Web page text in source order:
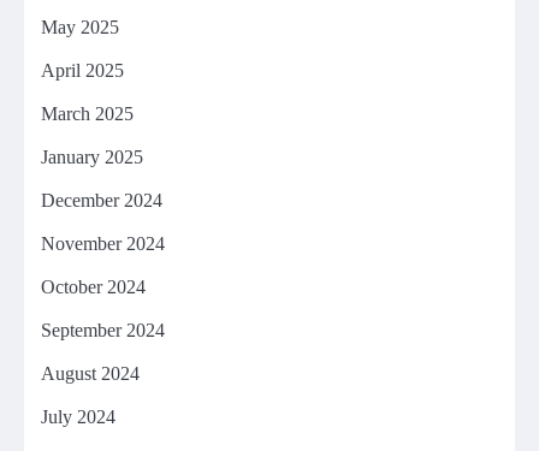
May 2025
April 2025
March 2025
January 2025
December 2024
November 2024
October 2024
September 2024
August 2024
July 2024